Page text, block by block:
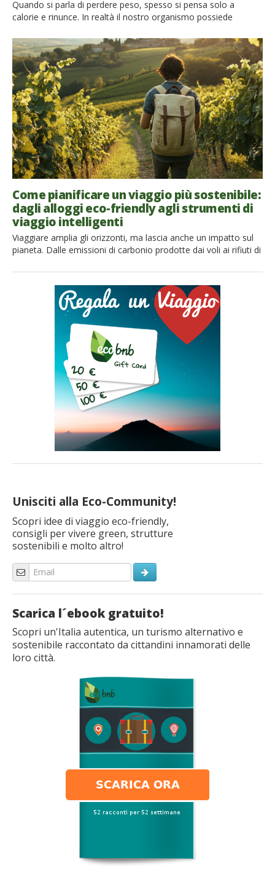
Unisciti alla Eco-Community!
Scopri idee di viaggio eco-friendly,
consigli per vivere green, strutture
sostenibili e molto altro!
Scarica l´ebook gratuito!
Scopri un'Italia autentica, un turismo alternativo e
sostenibile raccontato da cittandini innamorati delle
loro città.
Quando si parla di perdere peso, spesso si pensa solo a
calorie e rinunce. In realtà il nostro organismo possiede
di sazietà. Alcuni alimenti, soprattutto quelli vegetali, ricchi di
fibre e poco trasformati, possono favorire questi processi e
aiutarci a mangiare in modo più equilibrato. […]
Come pianificare un viaggio più sostenibile:
dagli alloggi eco-friendly agli strumenti di
viaggio intelligenti
Viaggiare amplia gli orizzonti, ma lascia anche un impatto sul
pianeta. Dalle emissioni di carbonio prodotte dai voli ai rifiuti di
è significativo. La buona notizia è che ogni viaggiatore può
ridurre la propria impronta ecologica senza rinunciare alle
esperienze che rendono speciale la scoperta del mondo. […]